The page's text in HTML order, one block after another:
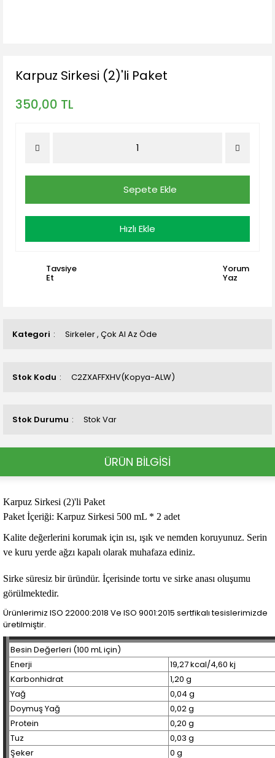
Kategori Sirkeler, Çok Al Az Öde
Stok Kodu C2ZXAFFXHV(Kopya-ALW)
Stok Durumu Stok Var
Karpuz Sirkesi (2)'li Paket
350,00 TL
Sepete Ekle
Hızlı Ekle
Tavsiye
Et
Yorum
Yaz
ÜRÜN BİLGİSİ
Karpuz Sirkesi (2)'li Paket
Paket İçeriği: Karpuz Sirkesi 500 mL * 2 adet
Kalite değerlerini korumak için ısı, ışık ve nemden koruyunuz. Serin
ve kuru yerde ağzı kapalı olarak muhafaza ediniz.
Sirke süresiz bir üründür. İçerisinde tortu ve sirke anası oluşumu
görülmektedir.
Ürünlerimiz ISO 22000:2018 Ve ISO 9001:2015 sertfikalı tesislerimizde
üretilmiştir.
Besin Değerleri (100 mL için)
Enerji
19,27 kcal/4,60 kj
Karbonhidrat
1,20 g
Yağ
0,04 g
Doymuş Yağ
0,02 g
Protein
0,20 g
Tuz
0,03 g
Şeker
0 g